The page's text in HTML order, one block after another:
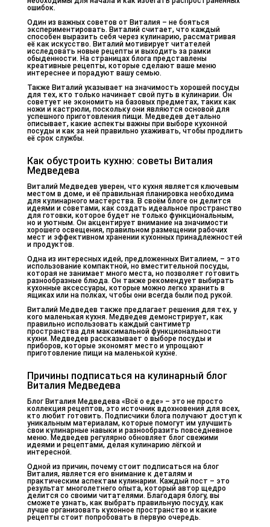
ошибок.
Один из важных советов от Виталия – не бояться
экспериментировать. Виталий считает, что каждый
способен выразить себя через кулинарию, рассматривая
её как искусство. Виталий мотивирует читателей
исследовать новые рецепты и выходить за рамки
обыденности. На страницах блога представлены
креативные рецепты, которые сделают ваше меню
интереснее и порадуют вашу семью.
Также Виталий указывает на значимость хорошей посуды
для тех, кто только начинает свой путь в кулинарии. Он
советует не экономить на базовых предметах, таких как
ножи и кастрюли, поскольку они являются основой для
успешного приготовления пищи. Медведев детально
описывает, какие аспекты важны при выборе кухонной
посуды и как за ней правильно ухаживать, чтобы продлить
её срок службы.
Как обустроить кухню: советы Виталия
Медведева
Виталий Медведев уверен, что кухня является ключевым
местом в доме, и её правильная планировка необходима
для кулинарного мастерства. В своём блоге он делится
идеями и советами, как создать идеальное пространство
для готовки, которое будет не только функциональным,
но и уютным. Он акцентирует внимание на значимости
хорошего освещения, правильном размещении рабочих
мест и эффективном хранении кухонных принадлежностей
и продуктов.
Одна из интересных идей, предложенных Виталием, – это
использование компактной, но вместительной посуды,
которая не занимает много места, но позволяет готовить
разнообразные блюда. Он также рекомендует выбирать
кухонные аксессуары, которые можно легко хранить в
ящиках или на полках, чтобы они всегда были под рукой.
Виталий Медведев также предлагает решения для тех, у
кого маленькая кухня. Медведев демонстрирует, как
правильно использовать каждый сантиметр
пространства для максимальной функциональности
кухни. Медведев рассказывает о выборе посуды и
приборов, которые экономят место и упрощают
приготовление пищи на маленькой кухне.
Причины подписаться на кулинарный блог
Виталия Медведева
Блог Виталия Медведева «Всё о еде» – это не просто
коллекция рецептов, это источник вдохновения для всех,
кто любит готовить. Подписчики блога получают доступ к
уникальным материалам, которые помогут им улучшить
свои кулинарные навыки и разнообразить повседневное
меню. Медведев регулярно обновляет блог свежими
идеями и рецептами, делая кулинарию лёгкой и
интересной.
Одной из причин, почему стоит подписаться на блог
Виталия, является его внимание к деталям и
практическим аспектам кулинарии. Каждый пост – это
результат многолетнего опыта, который автор щедро
делится со своими читателями. Благодаря блогу, вы
сможете узнать, как выбрать правильную посуду, как
лучше организовать кухонное пространство и какие
рецепты стоит попробовать в первую очередь.